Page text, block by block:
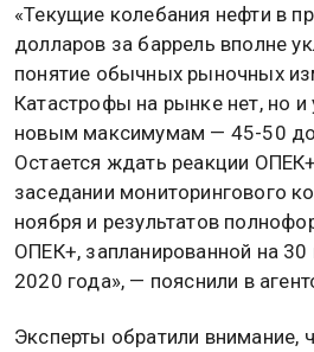
«Текущие колебания нефти в
долларов за баррель вполне
понятие обычных рыночных
Катастрофы на рынке нет, но и
новым максимумам — 45-50
Остается ждать реакции
заседании мониторингового
ноября и результатов
ОПЕК+, запланированной на
2020 года», — пояснили в
Эксперты обратили внимание,